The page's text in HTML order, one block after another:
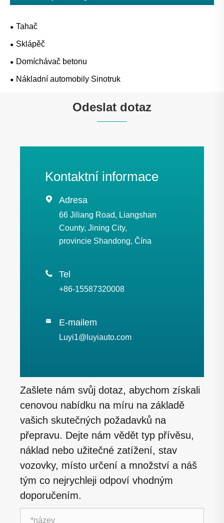
Tahač
Sklápěč
Domíchávač betonu
Nákladní automobily Sinotruk
Odeslat dotaz
Kontaktní informace
 Adresa
66 Jiliang Road, Liangshan
County, Jining City,
provincie Shandong, Čína
 Tel
+86-15587320008
 E-mailem
Luyi1@luyiauto.com
Zašlete nám svůj dotaz, abychom získali
cenovou nabídku na míru na základě
vašich skutečných požadavků na
přepravu. Dejte nám vědět typ přívěsu,
náklad nebo užitečné zatížení, stav
vozovky, místo určení a množství a náš
tým co nejrychleji odpoví vhodným
doporučením.